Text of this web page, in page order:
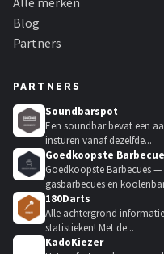
Blog
Partners
PARTNERS
Soundbarspot
Een soundbar bevat een
insturen vanaf dezelfde...
Goedkoopste
Goedkoopste Barbecues —
gasbarbecues en
180Darts
Alle achtergrond
statistieken! Met de...
KadoKiezer